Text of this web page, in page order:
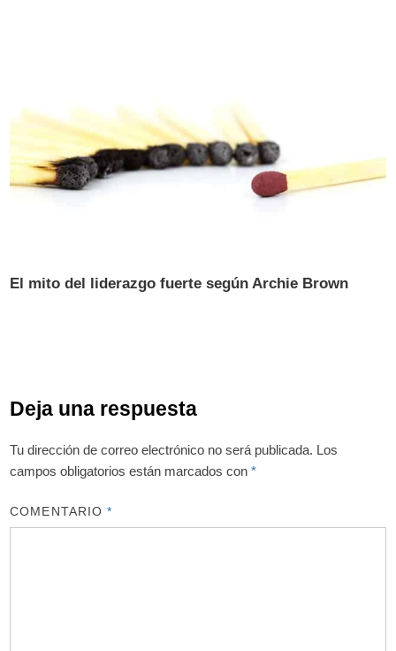
El mito del liderazgo fuerte según Archie Brown
Deja una respuesta
Tu dirección de correo electrónico no será publicada. Los
campos obligatorios están marcados con*
COMENTARIO*